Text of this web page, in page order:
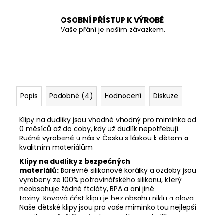
OSOBNÍ PŘÍSTUP K VÝROBĚ
Vaše přání je naším závazkem.
Popis Podobné (4) Hodnocení Diskuze
Klipy na dudlíky jsou vhodné vhodný pro miminka od
0 měsíců až do doby, kdy už dudlík nepotřebují.
Ručně vyrobené u nás v Česku s láskou k dětem a
kvalitním materiálům.
Klipy na dudlíky z bezpečných
materiálů: Barevné silikonové korálky a ozdoby jsou
vyrobeny ze 100% potravinářského silikonu, který
neobsahuje žádné ftaláty, BPA a ani jiné
toxiny. Kovová část klipu je bez obsahu niklu a olova.
Naše dětské klipy jsou pro vaše miminko tou nejlepší